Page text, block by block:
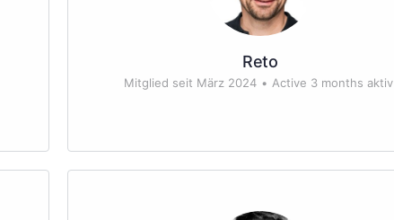
Reto
Mitglied seit März 2024 • Active 3 months